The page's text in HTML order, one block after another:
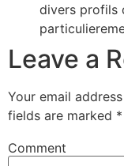
divers profils
Leave a
Your email
fields are marked *
Comment